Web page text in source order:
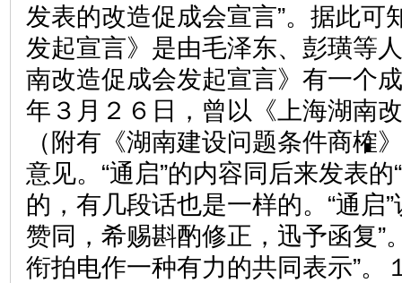
发表的改造促成会宣言”。据此可
发起宣言》是由毛泽东、彭璜等
南改造促成会发起宣言》有一个
年３月２６日，曾以《上海湖南
（附有《湖南建设问题条件商榷
意见。“通启”的内容同后来发表的
的，有几段话也是一样的。“通启
赞同，希赐斟酌修正，迅予函复”
衔拍电作一种有力的共同表示”。